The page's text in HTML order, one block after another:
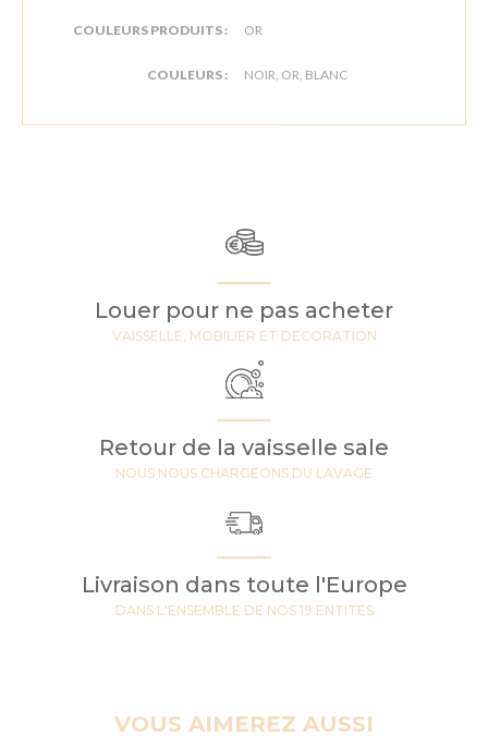
COULEURS PRODUITS : OR
COULEURS : NOIR, OR, BLANC
Louer pour ne pas acheter
VAISSELLE, MOBILIER ET DECORATION
Retour de la vaisselle sale
NOUS NOUS CHARGEONS DU LAVAGE
Livraison dans toute l'Europe
DANS L'ENSEMBLE DE NOS 19 ENTITES
VOUS AIMEREZ AUSSI